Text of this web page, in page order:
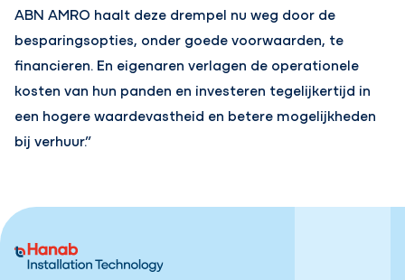
ABN AMRO haalt deze drempel nu weg door de
besparingsopties, onder goede voorwaarden, te
financieren. En eigenaren verlagen de operationele
kosten van hun panden en investeren tegelijkertijd in
een hogere waardevastheid en betere mogelijkheden
bij verhuur.”